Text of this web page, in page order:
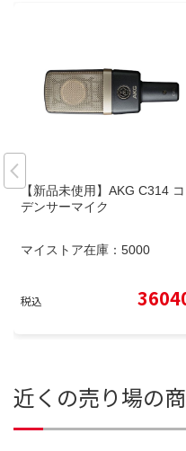
【新品未使用】AKG C314
デンサーマイク
マイストア在庫： 5000
税込
近くの売り場の